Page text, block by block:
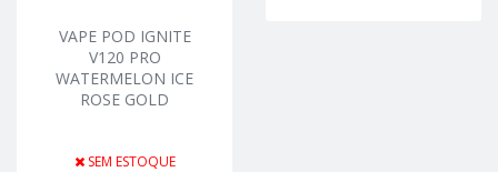
VAPE POD IGNITE
V120 PRO
WATERMELON ICE
ROSE GOLD
SEM ESTOQUE